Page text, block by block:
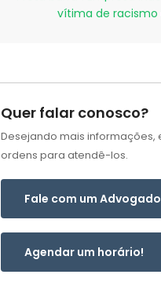
vítima de racismo
Quer falar conosco?
Desejando mais informações,
ordens para atendê-los.
Fale com um Advogado
Agendar um horário!